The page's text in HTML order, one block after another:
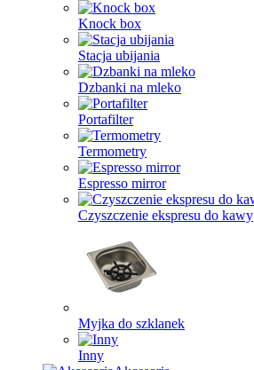
Knock box
Stacja ubijania
Dzbanki na mleko
Portafilter
Termometry
Espresso mirror
Czyszczenie ekspresu do kawy
Myjka do szklanek
Inny